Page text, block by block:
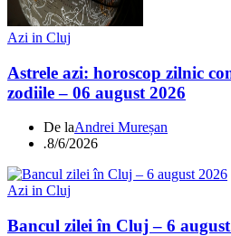
Azi in Cluj
Astrele azi: horoscop zilnic
zodiile – 06 august 2026
De laAndrei Mureșan
.8/6/2026
Azi in Cluj
Bancul zilei în Cluj – 6